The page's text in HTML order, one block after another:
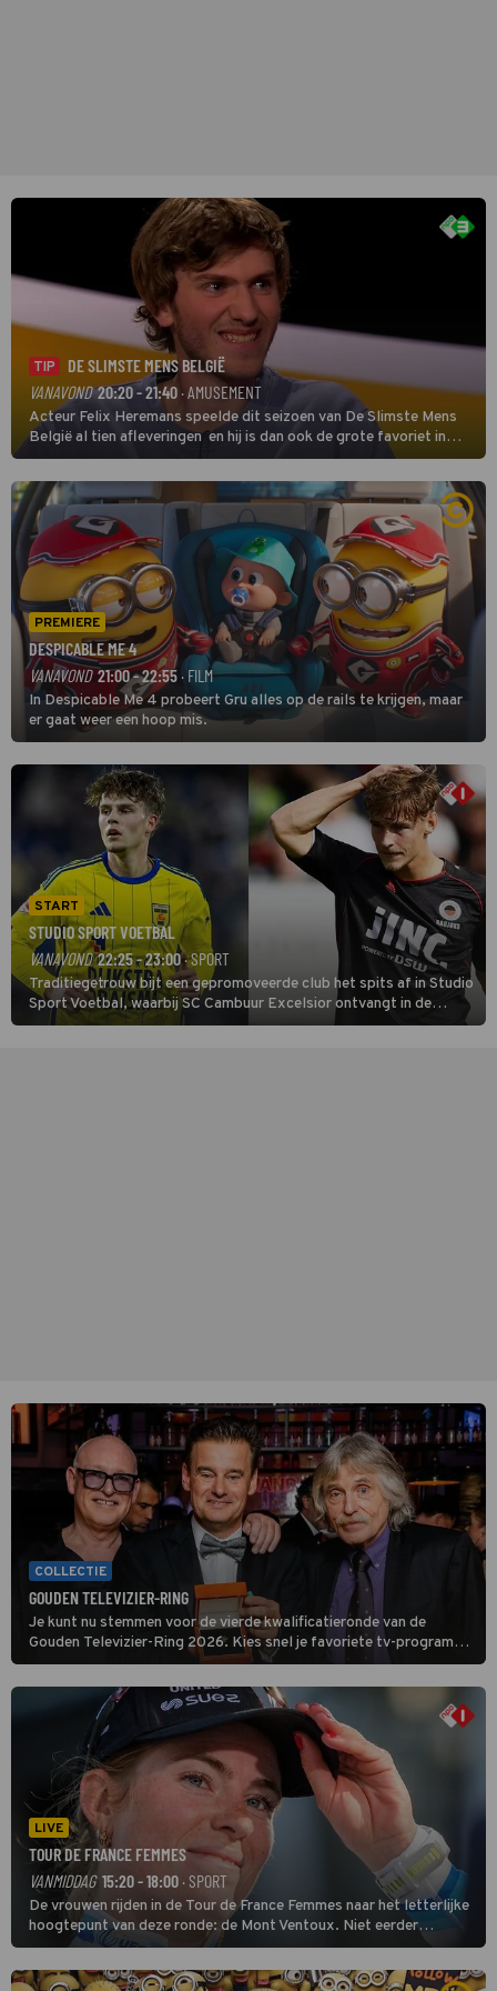
TIP
DE SLIMSTE MENS BELGIË
VANAVOND 20:20 - 21:40· AMUSEMENT
Acteur Felix Heremans speelde dit seizoen van De Slimste Mens
België al tien afleveringen en hij is dan ook de grote favoriet in
deze seizoensfinale. En er is Nederlandse inbreng, want komiek
Soundos El Ahmadi neemt plaats aan de jurytafel.
PREMIERE
DESPICABLE ME 4
VANAVOND 21:00 - 22:55 · FILM
In Despicable Me 4 probeert Gru alles op de rails te krijgen, maar
er gaat weer een hoop mis.
START
STUDIO SPORT VOETBAL
VANAVOND 22:25 - 23:00· SPORT
Traditiegetrouw bijt een gepromoveerde club het spits af in Studio
Sport Voetbal, waarbij SC Cambuur Excelsior ontvangt in de
eerste wedstrijd van het nieuwe Eredivisieseizoen. De nieuwe
COLLECTIE
GOUDEN TELEVIZIER-RING
Je kunt nu stemmen voor de vierde kwalificatieronde van de
Gouden Televizier-Ring 2026. Kies snel je favoriete tv-programma
én streamingshow .
LIVE
TOUR DE FRANCE FEMMES
VANMIDDAG 15:20 - 18:00 · SPORT
De vrouwen rijden in de Tour de France Femmes naar het letterlijke
hoogtepunt van deze ronde: de Mont Ventoux. Niet eerder
finishten de vrouwen voor deze koers op deze kale col uit de
buitencategorie. De aanloop naar de slotklim is vlak.